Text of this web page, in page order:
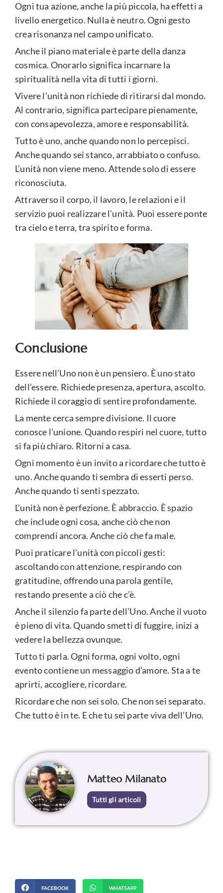
Ogni tua azione, anche la più piccola, ha effetti a
livello energetico. Nulla è neutro. Ogni gesto
crea risonanza nel campo unificato.
Anche il piano materiale è parte della danza
cosmica. Onorarlo significa incarnare la
spiritualità nella vita di tutti i giorni.
Vivere l’unità non richiede di ritirarsi dal mondo.
Al contrario, significa partecipare pienamente,
con consapevolezza, amore e responsabilità.
Tutto è uno, anche quando non lo percepisci.
Anche quando sei stanco, arrabbiato o confuso.
L’unità non viene meno. Attende solo di essere
riconosciuta.
Attraverso il corpo, il lavoro, le relazioni e il
servizio puoi realizzare l’unità. Puoi essere ponte
tra cielo e terra, tra spirito e forma.
Conclusione
Essere nell’Uno non è un pensiero. È uno stato
dell’essere. Richiede presenza, apertura, ascolto.
Richiede il coraggio di sentire profondamente.
La mente cerca sempre divisione. Il cuore
conosce l’unione. Quando respiri nel cuore, tutto
si fa più chiaro. Ritorni a casa.
Ogni momento è un invito a ricordare che tutto è
uno. Anche quando ti sembra di esserti perso.
Anche quando ti senti spezzato.
L’unità non è perfezione. È abbraccio. È spazio
che include ogni cosa, anche ciò che non
comprendi ancora. Anche ciò che fa male.
Puoi praticare l’unità con piccoli gesti:
ascoltando con attenzione, respirando con
gratitudine, offrendo una parola gentile,
restando presente a ciò che c’è.
Anche il silenzio fa parte dell’Uno. Anche il vuoto
è pieno di vita. Quando smetti di fuggire, inizi a
vedere la bellezza ovunque.
Tutto ti parla. Ogni forma, ogni volto, ogni
evento contiene un messaggio d’amore. Sta a te
aprirti, accogliere, ricordare.
Ricordare che non sei solo. Che non sei separato.
Che tutto è in te. E che tu sei parte viva dell’Uno.
Matteo Milanato
Tutti gli articoli
FACEBOOK WHATSAPP